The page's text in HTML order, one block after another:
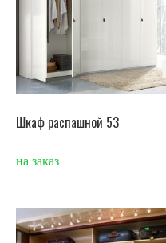
Шкаф распашной 53
на заказ